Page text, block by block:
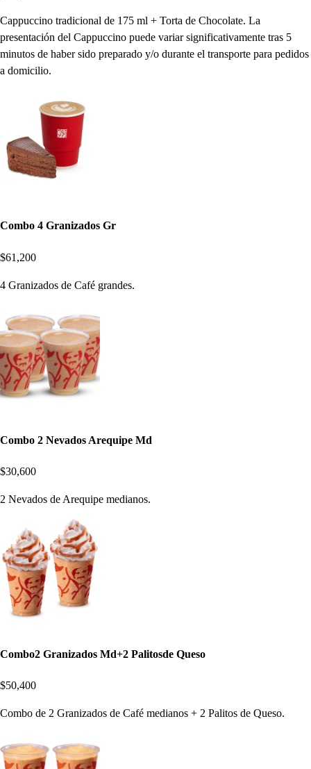
Cappuccino tradicional de 175 ml + Torta de Chocolate. La
presentación del Cappuccino puede variar significativamente tras 5
minutos de haber sido preparado y/o durante el transporte para pedidos
a domicilio.
Combo 4 Granizados Gr
$61,200
4 Granizados de Café grandes.
Combo 2 Nevados Arequipe Md
$30,600
2 Nevados de Arequipe medianos.
Combo2 Granizados Md+2 Palitosde Queso
$50,400
Combo de 2 Granizados de Café medianos + 2 Palitos de Queso.